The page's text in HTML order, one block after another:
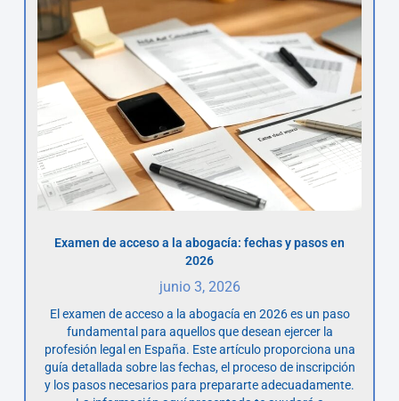
Examen de acceso a la abogacía: fechas y pasos en
2026
junio 3, 2026
El examen de acceso a la abogacía en 2026 es un paso
fundamental para aquellos que desean ejercer la
profesión legal en España. Este artículo proporciona una
guía detallada sobre las fechas, el proceso de inscripción
y los pasos necesarios para prepararte adecuadamente.